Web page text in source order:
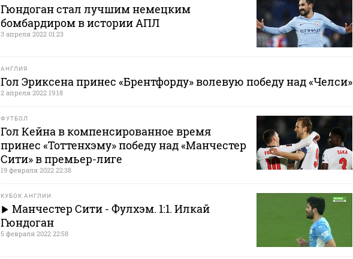
Гюндоган стал лучшим немецким
бомбардиром в истории АПЛ
3 апреля 2022 01:23
АНГЛИЯ
Гол Эриксена принес «Брентфорду» волевую победу над «Челси»
2 апреля 2022 19:18
ФУТБОЛ
Гол Кейна в компенсированное время
принес «Тоттенхэму» победу над «Манчестер
Сити» в премьер-лиге
19 февраля 2022 22:38
КУБОК АНГЛИИ
Манчестер Сити - Фулхэм. 1:1. Илкай
Гюндоган
5 февраля 2022 22:58